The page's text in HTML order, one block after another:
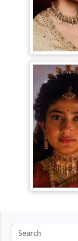
कहने वाली
Preet